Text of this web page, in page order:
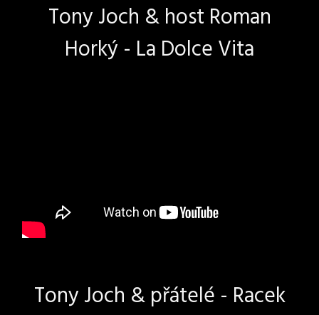
Tony Joch & host Roman
Horký - La Dolce Vita
Tony Joch & přátelé - Racek